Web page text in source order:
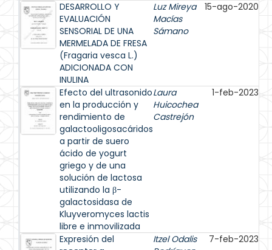
DESARROLLO Y
EVALUACIÓN
SENSORIAL DE UNA
MERMELADA DE FRESA
(Fragaria vesca L.)
ADICIONADA CON
INULINA
Luz Mireya
Macías
Sámano
15-ago-2020
Efecto del ultrasonido
en la producción y
rendimiento de
galactooligosacáridos
a partir de suero
ácido de yogurt
griego y de una
solución de lactosa
utilizando la β-
galactosidasa de
Kluyveromyces lactis
libre e inmovilizada
Laura
Huicochea
Castrejón
1-feb-2023
Expresión del
Itzel Odalis
7-feb-2023